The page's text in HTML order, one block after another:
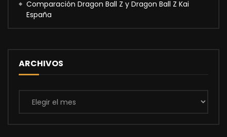
Comparación Dragon Ball Z y Dragon Ball Z Kai
España
ARCHIVOS
Archivos